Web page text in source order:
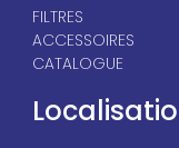
FILTRES
ACCESSOIRES
CATALOGUE